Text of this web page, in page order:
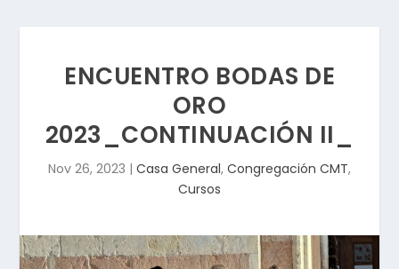
ENCUENTRO BODAS DE
ORO
2023_CONTINUACIÓN II_
Nov 26, 2023 | Casa General, Congregación CMT,
Cursos